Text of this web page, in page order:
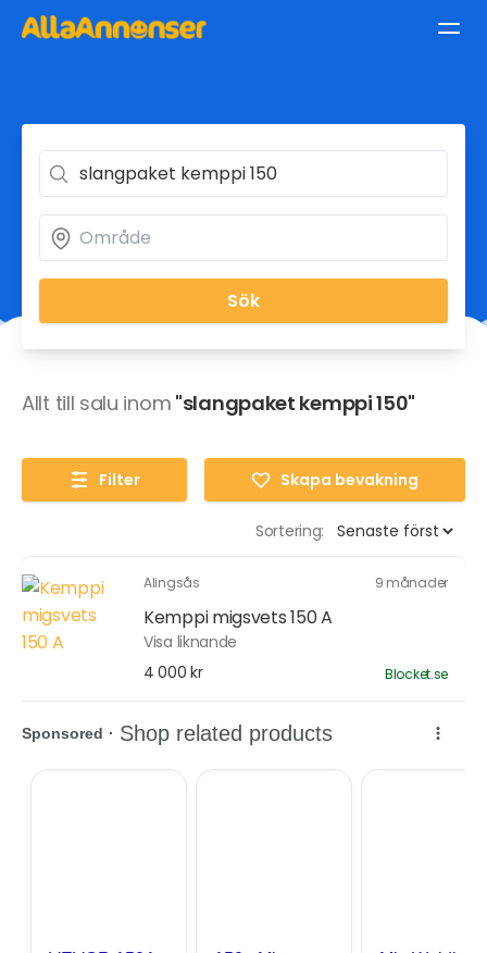
Sök
Allt till salu inom "slangpaket kemppi 150"
Filter Skapa bevakning
Sortering:
Alingsås 9 månader
Kemppi migsvets 150 A
Visa liknande
4 000 kr
Blocket.se